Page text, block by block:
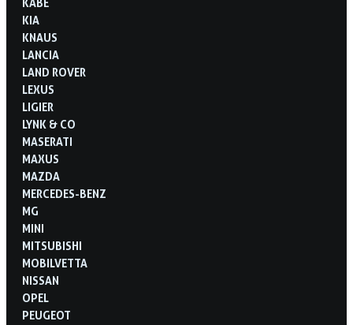
KABE
KIA
KNAUS
LANCIA
LAND ROVER
LEXUS
LIGIER
LYNK & CO
MASERATI
MAXUS
MAZDA
MERCEDES-BENZ
MG
MINI
MITSUBISHI
MOBILVETTA
NISSAN
OPEL
PEUGEOT